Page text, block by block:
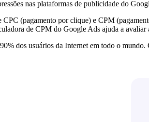
nas plataformas de publicidade do
(pagamento por clique) e CPM
de CPM do Google Ads ajuda a avaliar
dos usuários da Internet em todo o